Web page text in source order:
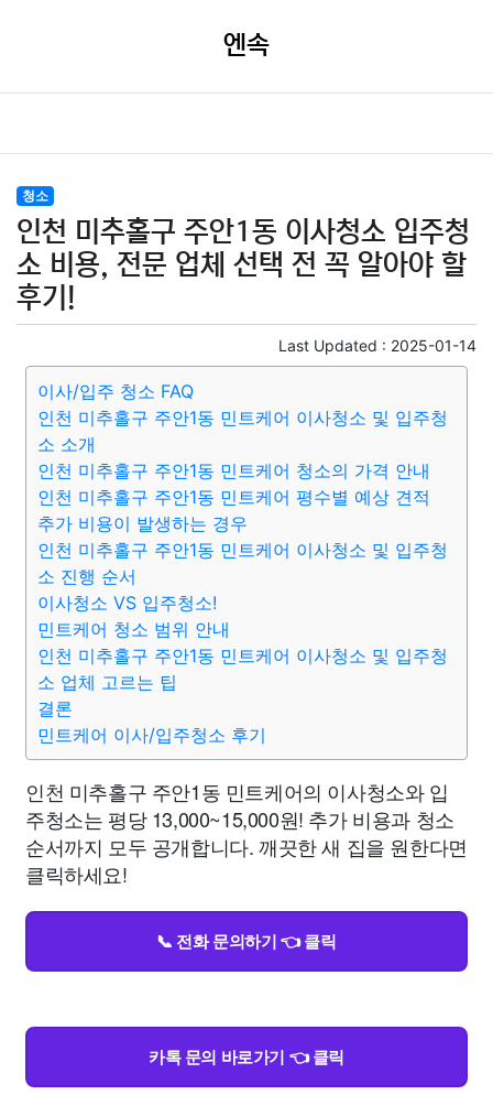
엔속
청소
인천 미추홀구 주안1동 이사청소 입주청
소 비용, 전문 업체 선택 전 꼭 알아야 할
후기!
Last Updated : 2025-01-14
이사/입주 청소 FAQ
인천 미추홀구 주안1동 민트케어 이사청소 및 입주청
소 소개
인천 미추홀구 주안1동 민트케어 청소의 가격 안내
인천 미추홀구 주안1동 민트케어 평수별 예상 견적
추가 비용이 발생하는 경우
인천 미추홀구 주안1동 민트케어 이사청소 및 입주청
소 진행 순서
이사청소 VS 입주청소!
민트케어 청소 범위 안내
인천 미추홀구 주안1동 민트케어 이사청소 및 입주청
소 업체 고르는 팁
결론
민트케어 이사/입주청소 후기
인천 미추홀구 주안1동 민트케어의 이사청소와 입
주청소는 평당 13,000~15,000원! 추가 비용과 청소
순서까지 모두 공개합니다. 깨끗한 새 집을 원한다면
클릭하세요!
📞 전화 문의하기 👈 클릭
카톡 문의 바로가기 👈 클릭